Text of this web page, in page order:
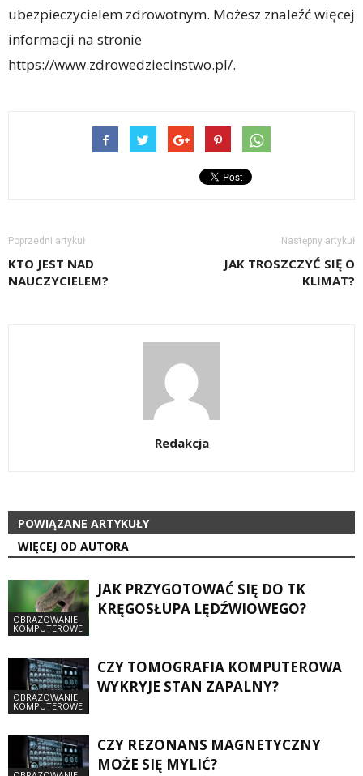
ubezpieczycielem zdrowotnym. Możesz znaleźć więcej
informacji na stronie
https://www.zdrowedziecinstwo.pl/.
Poprzedni artykuł
KTO JEST NAD
NAUCZYCIELEM?
Następny artykuł
JAK TROSZCZYĆ SIĘ O
KLIMAT?
Redakcja
POWIĄZANE ARTYKUŁY
WIĘCEJ OD AUTORA
OBRAZOWANIE
KOMPUTEROWE
JAK PRZYGOTOWAĆ SIĘ DO TK
KRĘGOSŁUPA LĘDŹWIOWEGO?
OBRAZOWANIE
KOMPUTEROWE
CZY TOMOGRAFIA KOMPUTEROWA
WYKRYJE STAN ZAPALNY?
CZY REZONANS MAGNETYCZNY
MOŻE SIĘ MYLIĆ?